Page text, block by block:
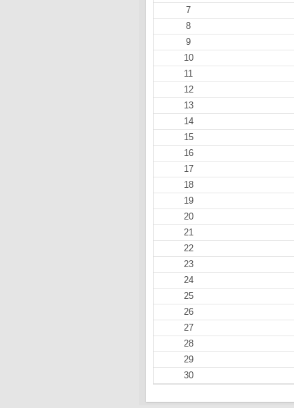
7
8
9
10
11
12
13
14
15
16
17
18
19
20
21
22
23
24
25
26
27
28
29
30